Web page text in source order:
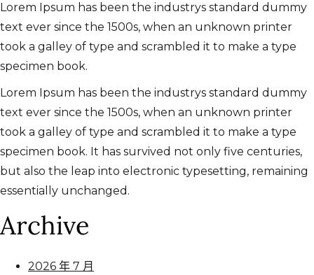
Lorem Ipsum has been the industrys standard dummy
text ever since the 1500s, when an unknown printer
took a galley of type and scrambled it to make a type
specimen book.
Lorem Ipsum has been the industrys standard dummy
text ever since the 1500s, when an unknown printer
took a galley of type and scrambled it to make a type
specimen book. It has survived not only five centuries,
but also the leap into electronic typesetting, remaining
essentially unchanged.
Archive
2026 年 7 月